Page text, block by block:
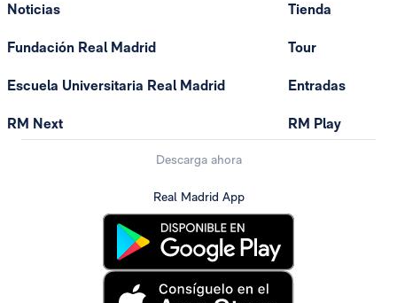
Noticias
Fundación Real Madrid
Escuela Universitaria Real Madrid
RM Next
Tienda
Tour
Entradas
RM Play
Descarga ahora
Real Madrid App